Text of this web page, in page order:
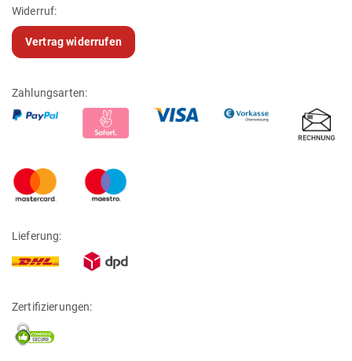
Widerruf:
Vertrag widerrufen
Zahlungsarten:
Lieferung:
Zertifizierungen: